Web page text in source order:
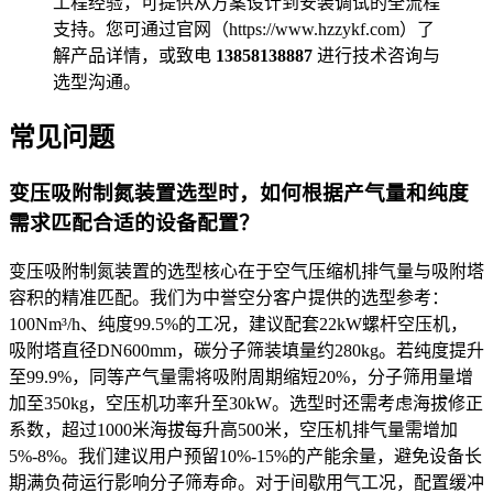
支持。您可通过官网（https://www.hzzykf.com）了
解产品详情，或致电 13858138887 进行技术咨询与
选型沟通。
常见问题
变压吸附制氮装置选型时，如何根据产气量和纯度
需求匹配合适的设备配置？
变压吸附制氮装置的选型核心在于空气压缩机排气量与吸附塔
容积的精准匹配。我们为中誉空分客户提供的选型参考：
100Nm³/h、纯度99.5%的工况，建议配套22kW螺杆空压机，
吸附塔直径DN600mm，碳分子筛装填量约280kg。若纯度提升
至99.9%，同等产气量需将吸附周期缩短20%，分子筛用量增
加至350kg，空压机功率升至30kW。选型时还需考虑海拔修正
系数，超过1000米海拔每升高500米，空压机排气量需增加
5%-8%。我们建议用户预留10%-15%的产能余量，避免设备长
期满负荷运行影响分子筛寿命。对于间歇用气工况，配置缓冲